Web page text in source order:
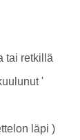
retkillä
'
läpi )